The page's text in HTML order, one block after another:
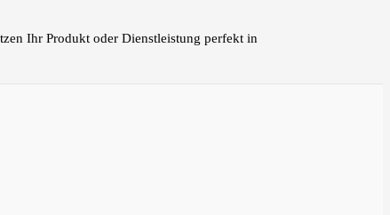
Ihr Produkt oder Dienstleistung perfekt in